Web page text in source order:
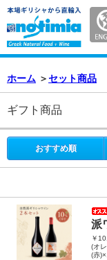
ホーム ＞セット商品
ギフト商品
おすすめ順
派
￥
(オ
(赤